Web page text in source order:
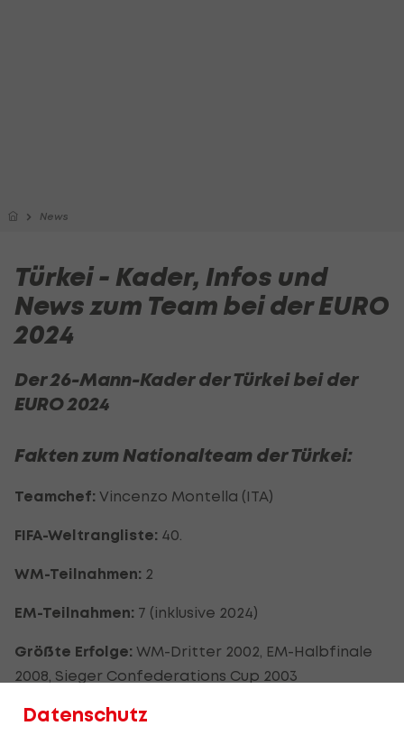
News
Türkei - Kader, Infos und
News zum Team bei der EURO
2024
Der 26-Mann-Kader der Türkei bei der
EURO 2024
Fakten zum Nationalteam der Türkei:
Teamchef: Vincenzo Montella (ITA)
FIFA-Weltrangliste: 40.
WM-Teilnahmen: 2
EM-Teilnahmen: 7 (inklusive 2024)
Größte Erfolge: WM-Dritter 2002, EM-Halbfinale
2008, Sieger Confederations Cup 2003
Datenschutz